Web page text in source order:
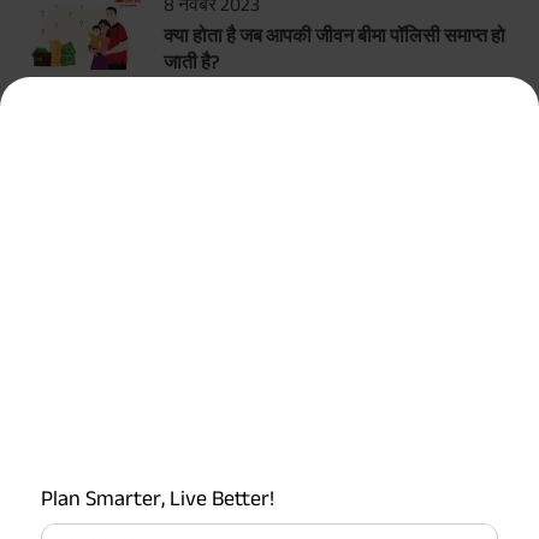
Plan Smarter, Live Better!
8 नवंबर 2023
क्या होता है जब आपकी जीवन बीमा पॉलिसी समाप्त हो
जाती है?
ईपीएफ कैलकुलेटर